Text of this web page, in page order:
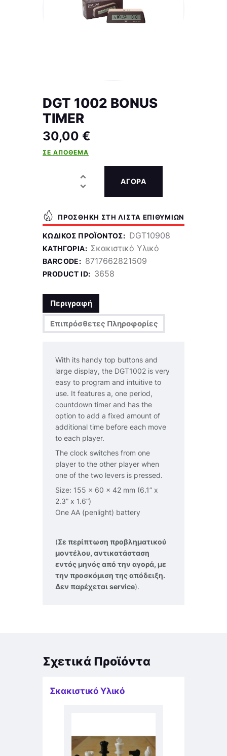
DGT 1002 BONUS
TIMER
30,00 €
ΣΕ ΑΠΌΘΕΜΑ
ΑΓΟΡΑ
ΠΡΟΣΘΉΚΗ ΣΤΗ ΛΊΣΤΑ ΕΠΙΘΥΜΙΏΝ
ΚΩΔΙΚΌΣ ΠΡΟΪΌΝΤΟΣ: DGT10908
ΚΑΤΗΓΟΡΊΑ: Σκακιστικό Υλικό
BARCODE: 8717662821509
PRODUCT ID: 3658
Περιγραφή
Επιπρόσθετες Πληροφορίες
With its handy top buttons and
large display, the DGT1002 is very
easy to program and intuitive to
use. It features a, one period,
countdown timer and has the
option to add a fixed amount of
additional time before each move
to each player.
The clock switches from one
player to the other player when
one of the two levers is pressed.
Size: 155 x 60 x 42 mm (6.1” x
2.3” x 1.6”)
One AA (penlight) battery
(Σε περίπτωση προβληματικού
μοντέλου, αντικατάσταση
εντός μηνός από την αγορά, με
την προσκόμιση της απόδειξη.
Δεν παρέχεται service).
Σχετικά Προϊόντα
Σκακιστικό Υλικό